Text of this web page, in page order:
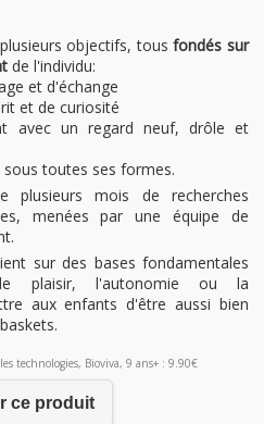
objectifs, tousfondés sur
de l'individu:
et d'échange
et de curiosité
avec un regard neuf, drôle et
toutes ses formes.
mois de recherches
menées par une équipe de
sur des bases fondamentales
plaisir, l'autonomie ou la
aux enfants d'être aussi bien
technologies, Bioviva, 9 ans+ : 9.90€
ce produit